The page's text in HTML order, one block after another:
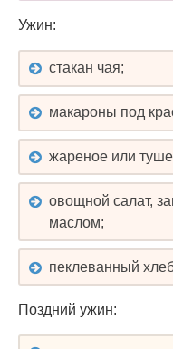
Ужин:
стакан чая;
макароны под
жареное или
овощной салат,
маслом;
пеклеванный
Поздний ужин: